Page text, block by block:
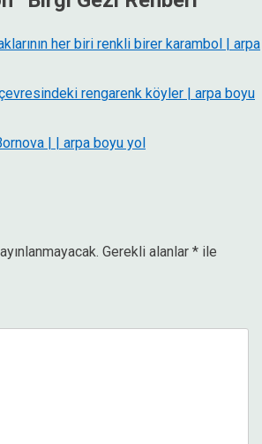
her biri renkli birer karambol | arpa
rengarenk köyler | arpa boyu
| | arpa boyu yol
Gerekli alanlar * ile